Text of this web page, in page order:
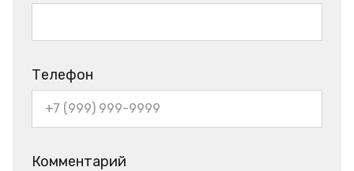
Телефон
Комментарий